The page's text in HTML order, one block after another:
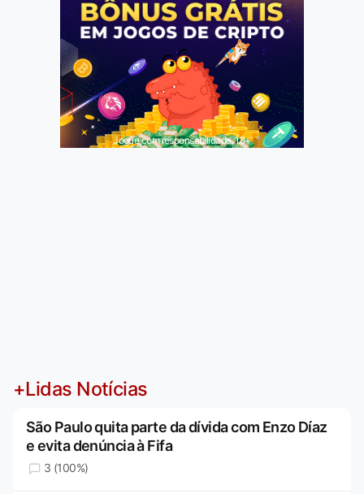
Jogue com responsabilidade. 18+
+Lidas Notícias
São Paulo quita parte da dívida com Enzo Díaz
e evita denúncia à Fifa
3 (100%)